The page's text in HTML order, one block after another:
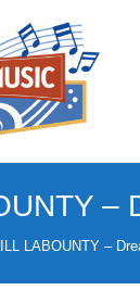
–
LABOUNTY –